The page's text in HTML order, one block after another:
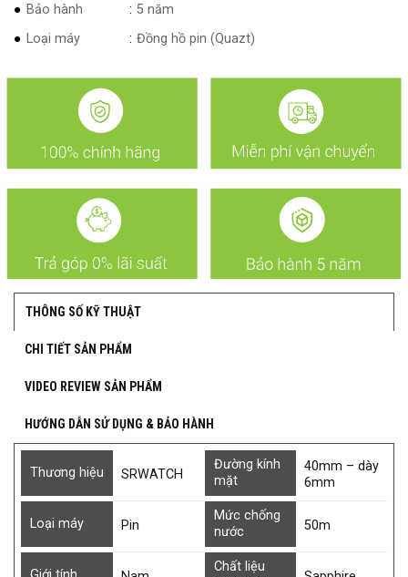
Bảo hành
5 năm
Loại máy
Đồng hồ pin (Quazt)
THÔNG SỐ KỸ THUẬT
CHI TIẾT SẢN PHẨM
VIDEO REVIEW SẢN PHẨM
HƯỚNG DẪN SỬ DỤNG & BẢO HÀNH
Thương hiệu SRWATCH
Đường kính
mặt
40mm – dày
6mm
Loại máy Pin
Mức chống
nước
50m
Chất liệu